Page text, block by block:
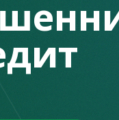
личным
200 студентов и
и на примерах